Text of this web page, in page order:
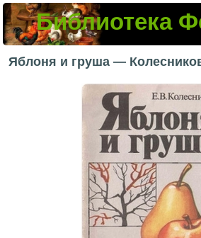
Библиотека
Яблоня и груша —